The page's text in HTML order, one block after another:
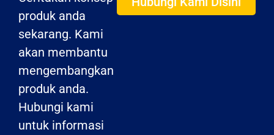
Ceritakan konsep
produk anda
sekarang. Kami
akan membantu
mengembangkan
produk anda.
Hubungi kami
Hubungi Kami Disini